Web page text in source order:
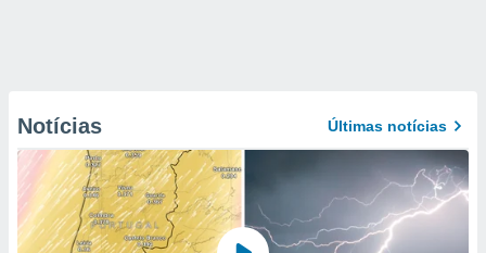
Notícias Últimas notícias